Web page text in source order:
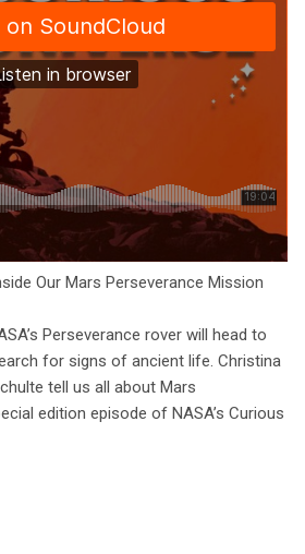
Our Mars Perseverance Mission
Perseverance rover will head to
for signs of ancient life. Christina
tell us all about Mars
edition episode of NASA’s Curious